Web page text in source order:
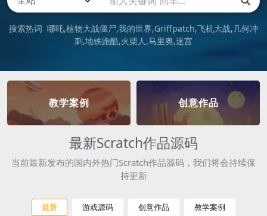
搜索热词 哪吒 植物大战僵尸 我的世界 Griffpatch 飞机大战 几何冲
刺 地铁跑酷 火柴人 马里奥 迷宫
教学案例 创意作品
最新Scratch作品源码
当前最新发布的国内外热门Scratch作品源码，我们将会持续保
持更新
最新 游戏源码 创意作品 教学案例